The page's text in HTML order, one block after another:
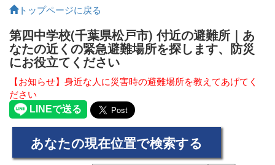
トップページに戻る
第四中学校(千葉県松戸市) 付近の避難所｜あ
なたの近くの緊急避難場所を探します、防災
にお役立てください
【お知らせ】身近な人に災害時の避難場所を教えてあげてく
ださい